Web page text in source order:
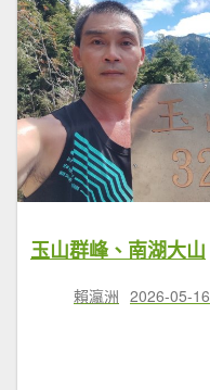
玉山群峰、南湖大山
賴瀛洲 2026-05-16